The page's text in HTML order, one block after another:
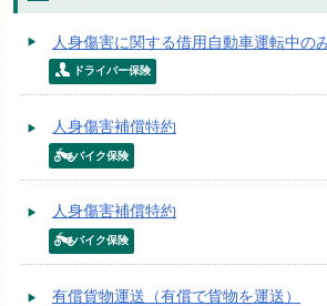
人身傷害に関する借用自動車運転中の
ドライバー保険
人身傷害補償特約
バイク保険
人身傷害補償特約
バイク保険
有償貨物運送（有償で貨物を運送）